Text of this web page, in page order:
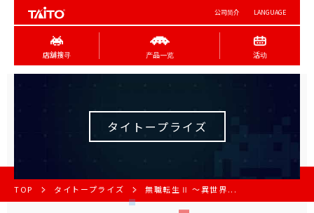
公司简介 LANGUAGE
店舖搜寻 产品一览 活动
タイトープライズ
TOP タイトープライズ 無職転生Ⅱ ～異世界...